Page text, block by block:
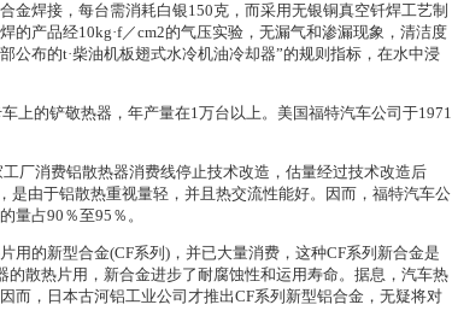
金焊接，每台需消耗白银150克，而采用无银铜真空钎焊工艺制
的产品经10kg·f／cm2的气压实验，无漏气和渗漏现象，清洁度
公布的t·柴油机板翅式水冷机油冷却器”的规则指标，在水中浸
上的铲敬热器，年产量在1万台以上。美国福特汽车公司于1971
厂消费铝散热器消费线停止技术改造，估量经过技术改造后
是由于铝散热重视量轻，并且热交流性能好。因而，福特汽车公
量占90％至95％。
用的新型合金(CF系列)，并已大量消费，这种CF系列新合金是
散热片用，新合金进步了耐腐蚀性和运用寿命。据息，汽车热
而，日本古河铝工业公司才推出CF系列新型铝合金，无疑将对